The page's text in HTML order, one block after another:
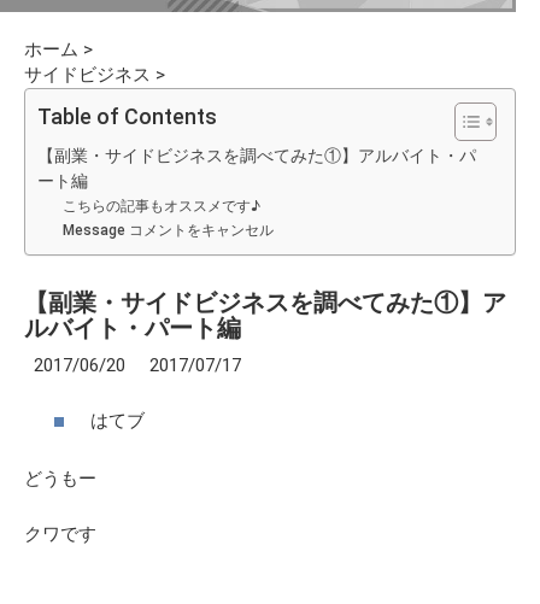
ホーム >
サイドビジネス >
Table of Contents
【副業・サイドビジネスを調べてみた①】アルバイト・パ
ート編
こちらの記事もオススメです♪
Message コメントをキャンセル
【副業・サイドビジネスを調べてみた①】ア
ルバイト・パート編
2017/06/20 2017/07/17
はてブ
どうもー
クワです